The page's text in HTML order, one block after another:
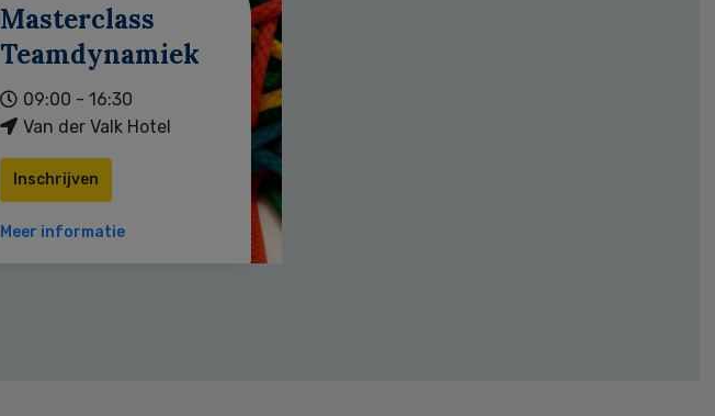
Masterclass
Teamdynamiek
09:00 - 16:30
Van der Valk Hotel
Inschrijven
Meer informatie